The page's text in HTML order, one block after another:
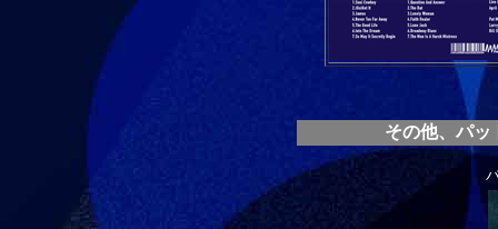
その他、パッ